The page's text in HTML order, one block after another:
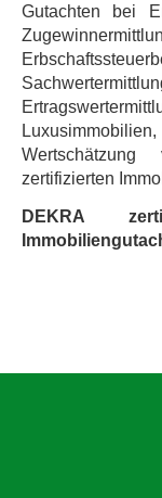
Gutachten bei
zertifizierten
DEKRA